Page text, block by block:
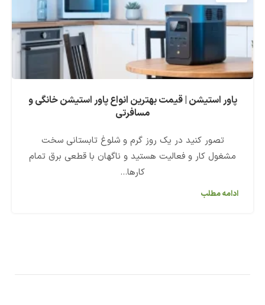
پاور استیشن | قیمت بهترین انواع پاور استیشن خانگی و
مسافرتی
تصور کنید در یک روز گرم و شلوغ تابستانی سخت
مشغول کار و فعالیت هستید و ناگهان با قطعی برق تمام
کارها...
ادامه مطلب